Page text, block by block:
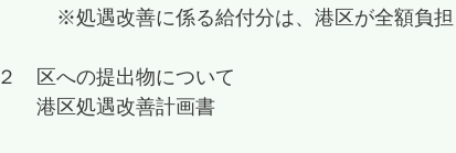
※処遇改善に係る給付分は、港区が全額負担し
２ 区への提出物について
港区処遇改善計画書